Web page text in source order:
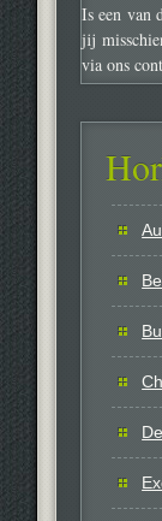
Is een van
jij
via ons